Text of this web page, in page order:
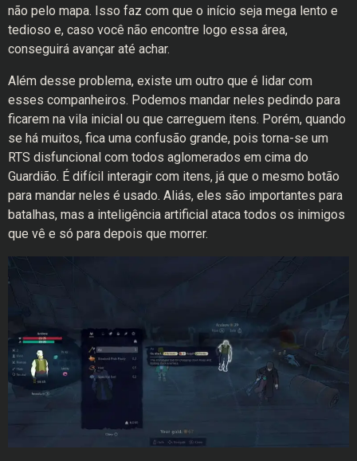
não pelo mapa. Isso faz com que o início seja mega lento e
tedioso e, caso você não encontre logo essa área,
conseguirá avançar até achar.
Além desse problema, existe um outro que é lidar com
esses companheiros. Podemos mandar neles pedindo para
ficarem na vila inicial ou que carreguem itens. Porém, quando
se há muitos, fica uma confusão grande, pois torna-se um
RTS disfuncional com todos aglomerados em cima do
Guardião. É difícil interagir com itens, já que o mesmo botão
para mandar neles é usado. Aliás, eles são importantes para
batalhas, mas a inteligência artificial ataca todos os inimigos
que vê e só para depois que morrer.